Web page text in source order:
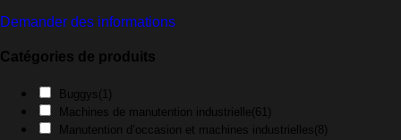
Demander des informations
Catégories de produits
Buggys(1)
Machines de manutention industrielle(61)
Manutention d’occasion et machines industrielles(8)